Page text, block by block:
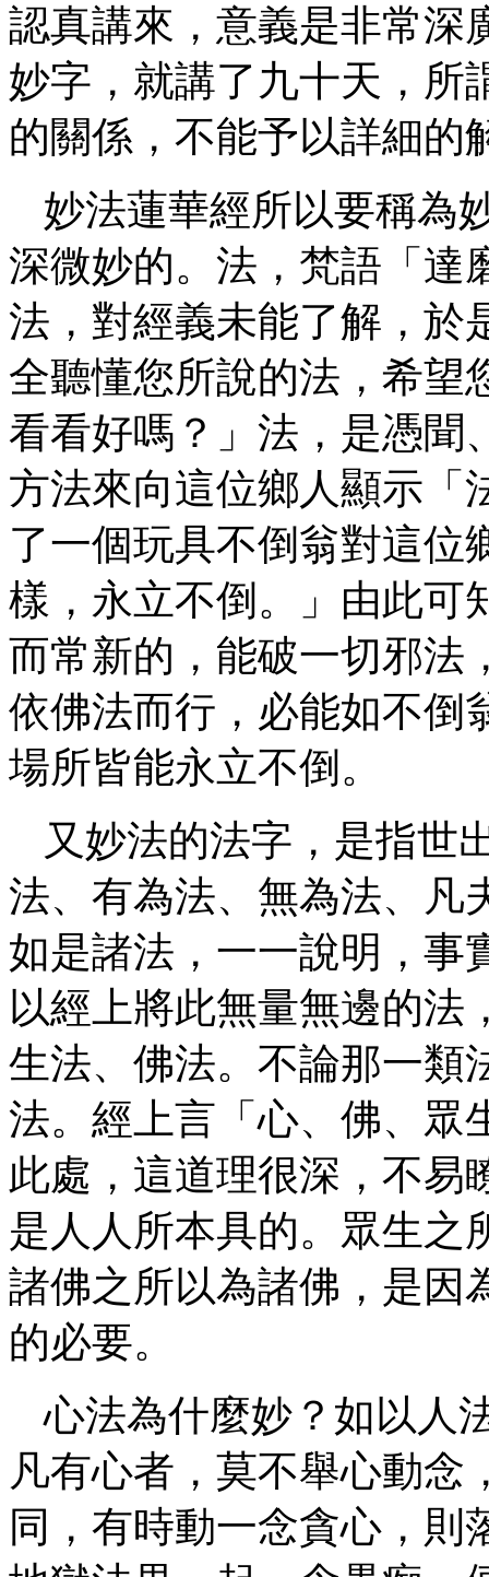
認真講來，意義是非常深
妙字，就講了九十天，所
的關係，不能予以詳細的
妙法蓮華經所以要稱為
深微妙的。法，梵語「達
法，對經義未能了解，於
全聽懂您所說的法，希望
看看好嗎？」法，是憑聞
方法來向這位鄉人顯示「
了一個玩具不倒翁對這位
樣，永立不倒。」由此可
而常新的，能破一切邪法
依佛法而行，必能如不倒
場所皆能永立不倒。
又妙法的法字，是指世
法、有為法、無為法、凡
如是諸法，一一說明，事
以經上將此無量無邊的法
生法、佛法。不論那一類
法。經上言「心、佛、眾
此處，這道理很深，不易
是人人所本具的。眾生之
諸佛之所以為諸佛，是因
的必要。
心法為什麼妙？如以人
凡有心者，莫不舉心動念
同，有時動一念貪心，則